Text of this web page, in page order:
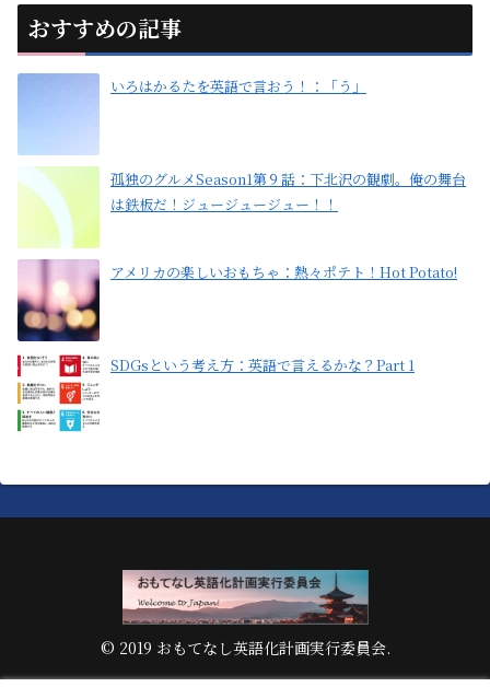
おすすめの記事
いろはかるたを英語で言おう！：「う」
孤独のグルメSeason1第９話：下北沢の観劇。俺の舞台
は鉄板だ！ジュージュージュー！！
アメリカの楽しいおもちゃ：熱々ポテト！Hot Potato!
SDGsという考え方：英語で言えるかな？Part 1
© 2019 おもてなし英語化計画実行委員会.